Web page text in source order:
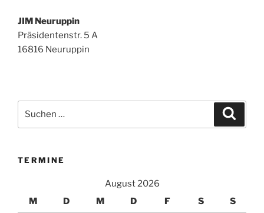
JIM Neuruppin
Präsidentenstr. 5 A
16816 Neuruppin
nach:
TERMINE
August 2026
M
D M D F S S